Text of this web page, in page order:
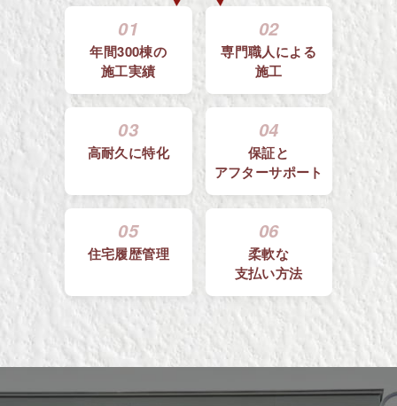
01
年間300棟の
施工実績
02
専門職人による
施工
03
高耐久に特化
04
保証と
アフターサポート
05
住宅履歴管理
06
柔軟な
支払い方法